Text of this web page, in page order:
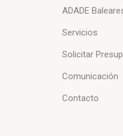
ADADE
Servicios
Solicitar
Comunicación
Contacto